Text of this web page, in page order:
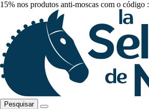
15% nos produtos anti-moscas com o código :
Pesquisar